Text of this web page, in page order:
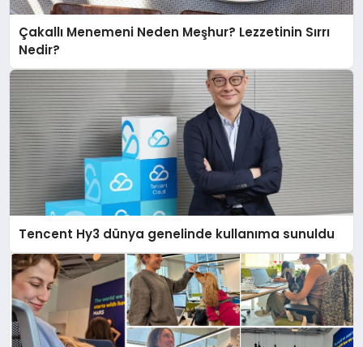
Çakallı Menemeni Neden Meşhur? Lezzetinin Sırrı
Nedir?
Tencent Hy3 dünya genelinde kullanıma sunuldu